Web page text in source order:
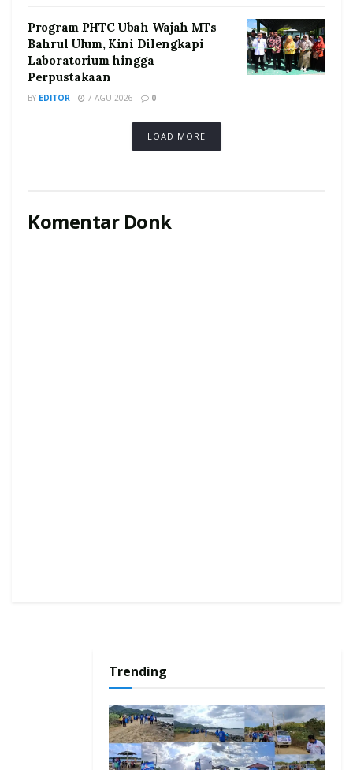
Program PHTC Ubah Wajah MTs
Bahrul Ulum, Kini Dilengkapi
Laboratorium hingga
Perpustakaan
BY EDITOR 7 AGU 2026 0
LOAD MORE
Komentar Donk
Trending